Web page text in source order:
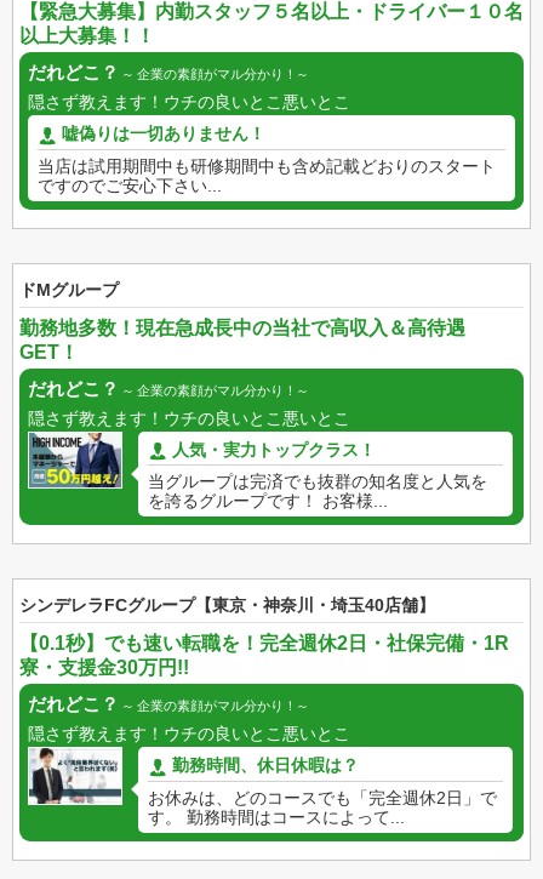
【緊急大募集】内勤スタッフ５名以上・ドライバー１０名
以上大募集！！
だれどこ？
企業の素顔がマル分かり！
隠さず教えます！ウチの良いとこ悪いとこ
嘘偽りは一切ありません！
当店は試用期間中も研修期間中も含め記載どおりのスタート
ですのでご安心下さい...
ドMグループ
勤務地多数！現在急成長中の当社で高収入＆高待遇
GET！
だれどこ？
企業の素顔がマル分かり！
隠さず教えます！ウチの良いとこ悪いとこ
人気・実力トップクラス！
当グループは完済でも抜群の知名度と人気を
を誇るグループです！ お客様...
シンデレラFCグループ【東京・神奈川・埼玉40店舗】
【0.1秒】でも速い転職を！完全週休2日・社保完備・1R
寮・支援金30万円!!
だれどこ？
企業の素顔がマル分かり！
隠さず教えます！ウチの良いとこ悪いとこ
勤務時間、休日休暇は？
お休みは、どのコースでも「完全週休2日」で
す。 勤務時間はコースによって...